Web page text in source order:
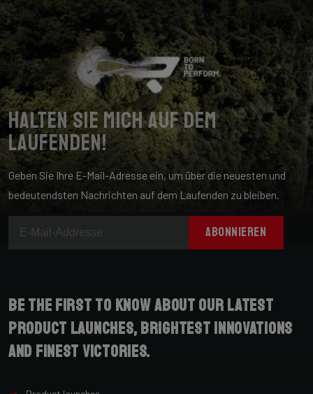
Halten Sie mich auf dem
Laufenden!
Geben Sie Ihre E-Mail-Adresse ein, um über die neuesten und
bedeutendsten Nachrichten auf dem Laufenden zu bleiben.
ABONNIEREN
Be the first to know about our latest
product launches, brightest innovations
and finest victories.